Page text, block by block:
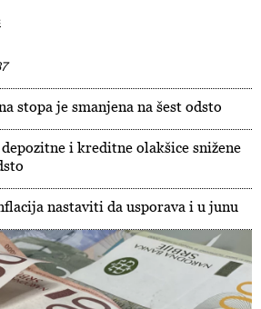
stopa je smanjena na šest odsto
i kreditne olakšice snižene
nastaviti da usporava i u junu